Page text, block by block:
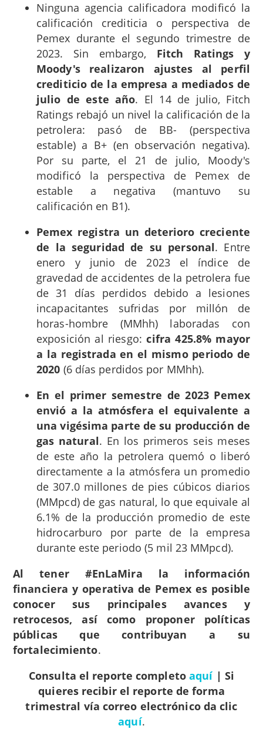
Ninguna agencia calificadora modificó la
calificación crediticia o perspectiva de
Pemex durante el segundo trimestre de
2023. Sin embargo, Fitch Ratings y
Moody's realizaron ajustes al perfil
crediticio de la empresa a mediados de
julio de este año. El 14 de julio, Fitch
Ratings rebajó un nivel la calificación de la
petrolera: pasó de BB- (perspectiva
estable) a B+ (en observación negativa).
Por su parte, el 21 de julio, Moody's
modificó la perspectiva de Pemex de
estable a negativa (mantuvo su
calificación en B1).
Pemex registra un deterioro creciente
de la seguridad de su personal. Entre
enero y junio de 2023 el índice de
gravedad de accidentes de la petrolera fue
de 31 días perdidos debido a lesiones
incapacitantes sufridas por millón de
horas-hombre (MMhh) laboradas con
exposición al riesgo:cifra 425.8% mayor
a la registrada en el mismo periodo de
2020 (6 días perdidos por MMhh).
En el primer semestre de 2023 Pemex
envió a la atmósfera el equivalente a
una vigésima parte de su producción de
gas natural. En los primeros seis meses
de este año la petrolera quemó o liberó
directamente a la atmósfera un promedio
de 307.0 millones de pies cúbicos diarios
(MMpcd) de gas natural, lo que equivale al
6.1% de la producción promedio de este
hidrocarburo por parte de la empresa
durante este periodo (5 mil 23 MMpcd).
Al tener #EnLaMira la información
financiera y operativa de Pemex es posible
conocer sus principales avances y
retrocesos, así como proponer políticas
públicas que contribuyan a su
fortalecimiento.
Consulta el reporte completo aquí| Si
quieres recibir el reporte de forma
trimestral vía correo electrónico da clic
aquí.